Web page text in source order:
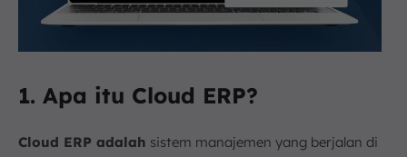
1. Apa itu Cloud ERP?
Cloud ERP adalah sistem manajemen yang berjalan di